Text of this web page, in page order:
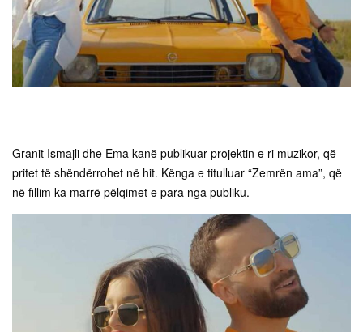
Granit Ismajli dhe Ema kanë publikuar projektin e ri muzikor, që
pritet të shëndërrohet në hit. Kënga e titulluar “Zemrën ama”, që
në fillim ka marrë pëlqimet e para nga publiku.